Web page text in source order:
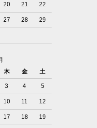
20 21 22
27 28 29
木 金 土
3 4 5
10 11 12
17 18 19